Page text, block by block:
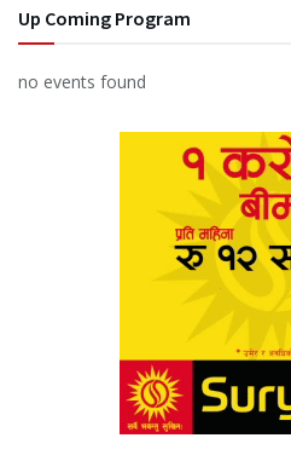
Up Coming Program
no events found